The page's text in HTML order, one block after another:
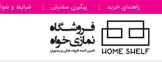
راهنمای خرید پیگیری سفارش شرایط و